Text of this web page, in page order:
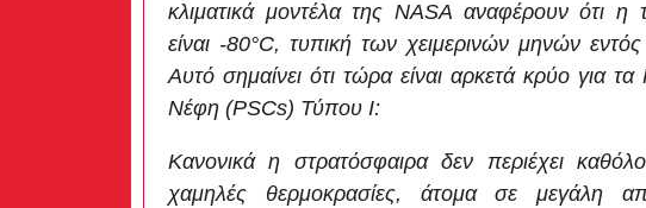
κλιματικά μοντέλα της NASA αναφέρουν ότι η
είναι -80°C, τυπική των χειμερινών μηνών
Αυτό σημαίνει ότι τώρα είναι αρκετά κρύο για τα
Νέφη (PSCs) Τύπου Ι:
Κανονικά η στρατόσφαιρα δεν περιέχει
χαμηλές θερμοκρασίες, άτομα σε μεγάλη